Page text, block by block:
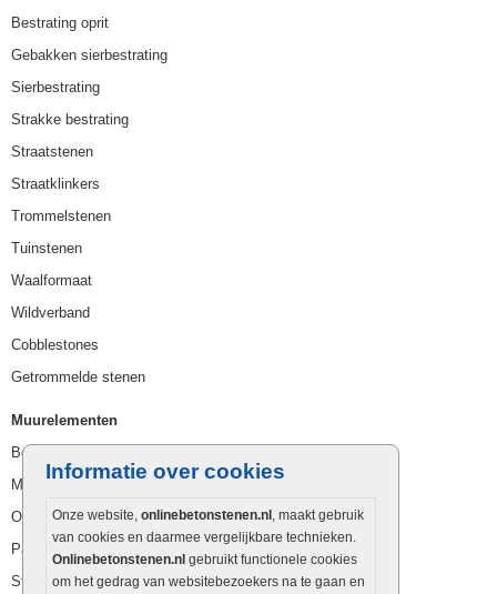
Informatie over cookies
Onze website, onlinebetonstenen.nl, maakt gebruik
van cookies en daarmee vergelijkbare technieken.
Onlinebetonstenen.nl gebruikt functionele cookies
om het gedrag van websitebezoekers na te gaan en
Bestrating oprit
Gebakken sierbestrating
Sierbestrating
Strakke bestrating
Straatstenen
Straatklinkers
Trommelstenen
Tuinstenen
Waalformaat
Wildverband
Cobblestones
Getrommelde stenen
Muurelementen
Betonbielzen
Muurstenen
Opsluitbanden
Palissaden
Stapelblokken